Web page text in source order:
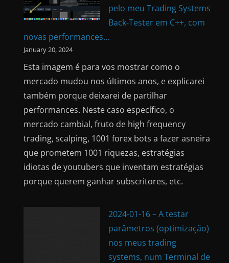
pelo meu Trading Systems
Back-Tester em C++, com
novas performances…
January 20, 2024
Esta imagem é para vos mostrar como o
mercado mudou nos últimos anos, e explicarei
também porque deixarei de partilhar
performances. Neste caso específico, o
mercado cambial, fruto de high frequency
trading, scalping, 1001 forex bots a fazer asneira
que prometem 1001 riquezas, estratégias
idiotas de youtubers que inventam estratégias
porque querem ganhar subscritores, etc.
2024-01-16 – A testar
parâmetros (optimização)
nos meus trading
systems, num Terminal de